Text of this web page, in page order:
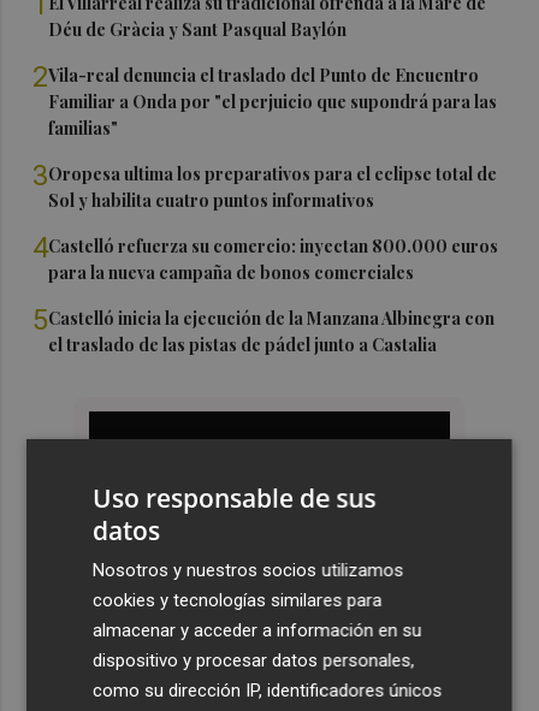
Déu de Gràcia y Sant Pasqual Baylón
2Vila-real denuncia el traslado del Punto de Encuentro
Familiar a Onda por "el perjuicio que supondrá para las
familias"
3Oropesa ultima los preparativos para el eclipse total de
Sol y habilita cuatro puntos informativos
4Castelló refuerza su comercio: inyectan 800.000 euros
para la nueva campaña de bonos comerciales
5Castelló inicia la ejecución de la Manzana Albinegra con
el traslado de las pistas de pádel junto a Castalia
Uso responsable de sus
datos
Nosotros y nuestros socios utilizamos
cookies y tecnologías similares para
almacenar y acceder a información en su
dispositivo y procesar datos personales,
como su dirección IP, identificadores únicos